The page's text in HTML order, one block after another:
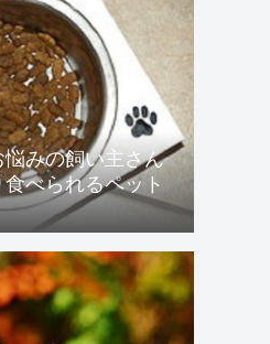
みの飼い主さん
べられるペット